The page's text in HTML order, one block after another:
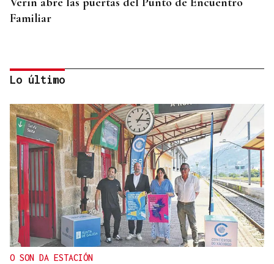
Familiar
QUEN CHO DIXO
¿Sabe usted que parece que hubo dos protestas
distintas por la sanidad en Verín?
Lo último
O SON DA ESTACIÓN